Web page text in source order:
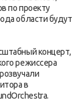
по проекту
области будут
концерт,
режиссера
в